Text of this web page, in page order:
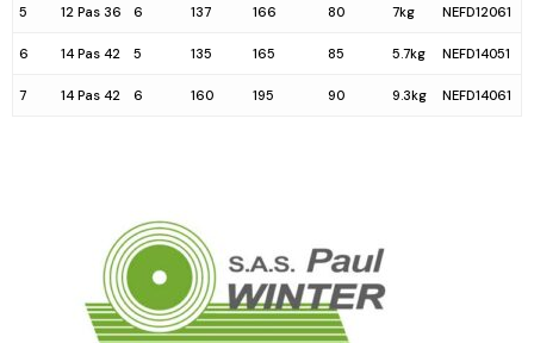
5 12 Pas 36 6 137 166 80 7kg NEFD12061
6 14 Pas 42 5 135 165 85 5.7kg NEFD14051
7 14 Pas 42 6 160 195 90 9.3kg NEFD14061